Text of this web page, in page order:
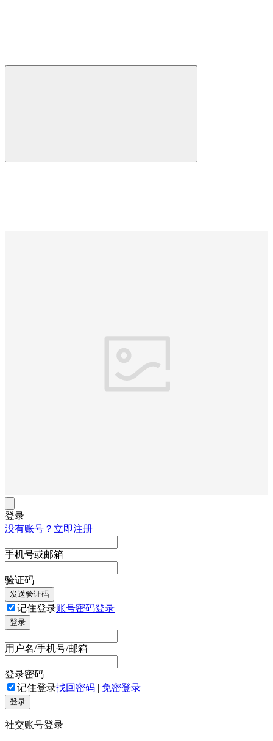
登录
没有账号？立即注册
手机号或邮箱
验证码
发送验证码
记住登录账号密码登录
登录
用户名/手机号/邮箱
登录密码
记住登录找回密码 | 免密登录
登录
社交账号登录